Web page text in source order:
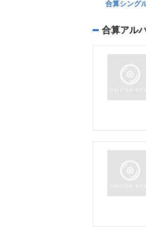
合算シング
合算アル